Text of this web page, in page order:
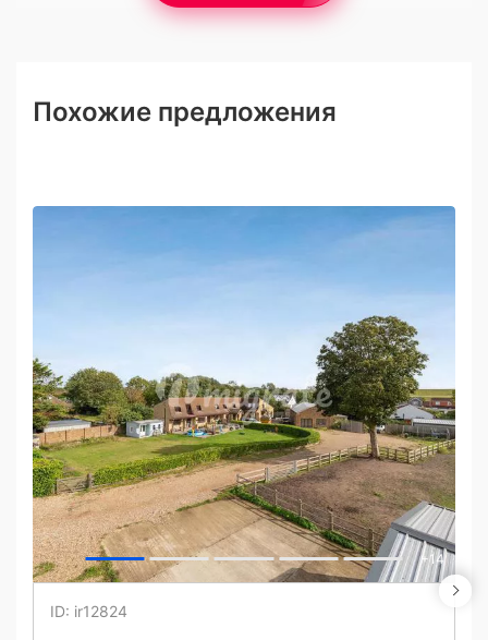
Похожие предложения
+14
ID: ir12824